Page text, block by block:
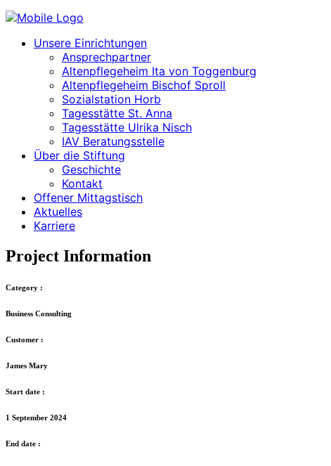
Unsere Einrichtungen
Ansprechpartner
Altenpflegeheim Ita von Toggenburg
Altenpflegeheim Bischof Sproll
Sozialstation Horb
Tagesstätte St. Anna
Tagesstätte Ulrika Nisch
IAV Beratungsstelle
Über die Stiftung
Geschichte
Kontakt
Offener Mittagstisch
Aktuelles
Karriere
Project Information
Category :
Business Consulting
Customer :
James Mary
Start date :
1 September 2024
End date :